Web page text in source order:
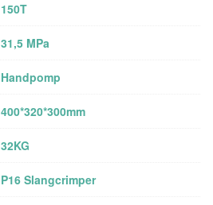
150T
31,5 MPa
Handpomp
400*320*300mm
32KG
P16 Slangcrimper